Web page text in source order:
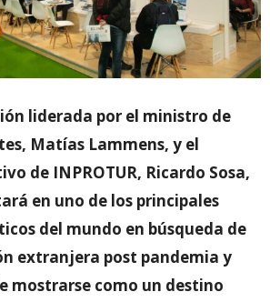
liderada por el ministro de
Matías Lammens, y el
de INPROTUR, Ricardo Sosa,
en uno de los principales
del mundo en búsqueda de
extranjera post pandemia y
mostrarse como un destino